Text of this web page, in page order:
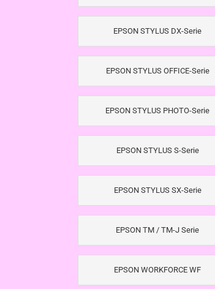
EPSON STYLUS DX-Serie
EPSON STYLUS OFFICE-Serie
EPSON STYLUS PHOTO-Serie
EPSON STYLUS S-Serie
EPSON STYLUS SX-Serie
EPSON TM / TM-J Serie
EPSON WORKFORCE WF